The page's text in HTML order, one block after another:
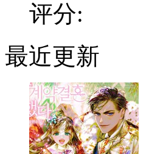
评分:
最近更新